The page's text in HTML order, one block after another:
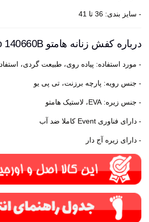
- سایز بندی: 36 تا 41
درباره کفش زنانه هامتو Humtto 140660B
- مورد استفاده: پیاده روی، طبیعت گردی،
- جنس رویه: پارچه برزنت، تی پی یو
- جنس زیره: EVA، لاستیک هامتو
- دارای فناوری Event کاملا ضد آب
- دارای زیره آج دار